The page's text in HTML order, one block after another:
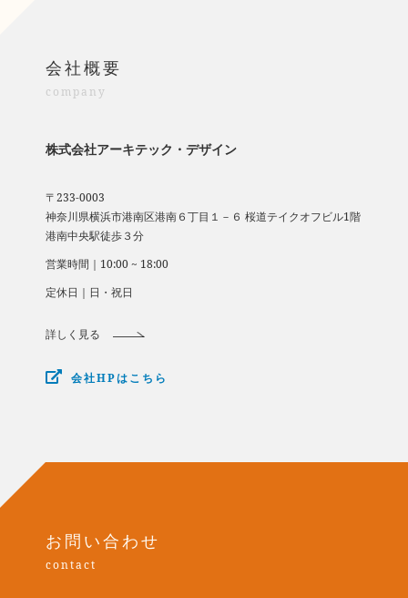
会社概要
company
株式会社アーキテック・デザイン
〒233-0003
​​​​​​​神奈川県横浜市港南区港南６丁目１－６ 桜道テイクオフビル1階
​​​​​​​港南中央駅徒歩３分
営業時間｜10:00 ~ 18:00
定休日｜日・祝日
詳しく見る
会社HPはこちら
お問い合わせ
contact